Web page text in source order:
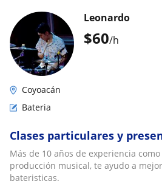
$60/h
Leonardo
Coyoacán
Bateria
Clases particulares y
Más de 10 años de experiencia
producción musical, te ayudo a
bateristicas.